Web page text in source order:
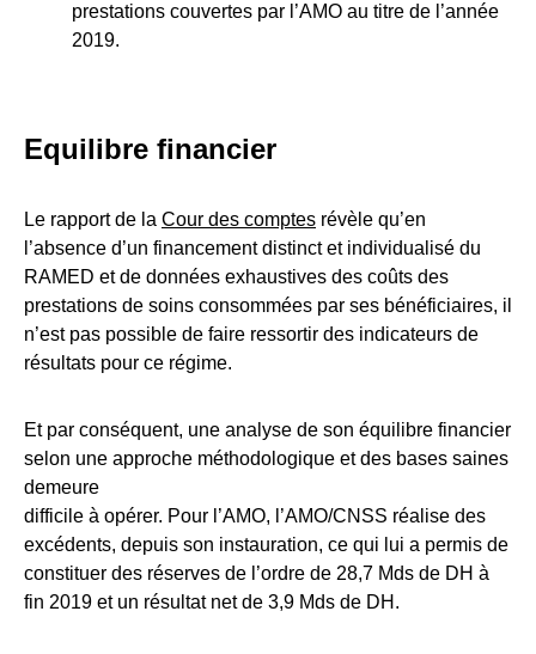
prestations couvertes par l’AMO au titre de l’année
2019.
Equilibre financier
Le rapport de la Cour des comptes révèle qu’en
l’absence d’un financement distinct et individualisé du
RAMED et de données exhaustives des coûts des
prestations de soins consommées par ses bénéficiaires, il
n’est pas possible de faire ressortir des indicateurs de
résultats pour ce régime.
Et par conséquent, une analyse de son équilibre financier
selon une approche méthodologique et des bases saines
demeure
difficile à opérer. Pour l’AMO, l’AMO/CNSS réalise des
excédents, depuis son instauration, ce qui lui a permis de
constituer des réserves de l’ordre de 28,7 Mds de DH à
fin 2019 et un résultat net de 3,9 Mds de DH.